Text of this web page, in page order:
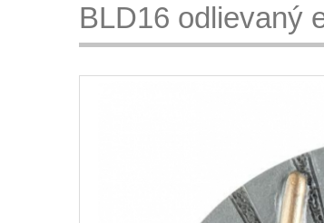
BLD16 odlievaný